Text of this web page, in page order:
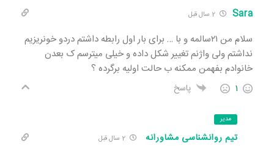
Sara 2 سال قبل
سلام من ۲۱سالمه و با … برای بار اول رابطه داشتم دردو خونریزیم
نداشتم ولی واژنم تغییر شکل داده و خیلی میترسم ک بعدن
خانوادم بفهمن ممکنه ب حالت اولیه برگرده ؟
1 پاسخ
مدیر
تیم روانشناسی مشاورانه